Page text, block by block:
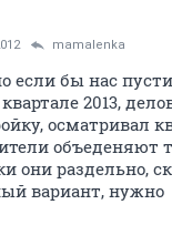
mamalenka
если бы нас
2013,
осматривал
объеденяют
они раздельно,
вариант, нужно